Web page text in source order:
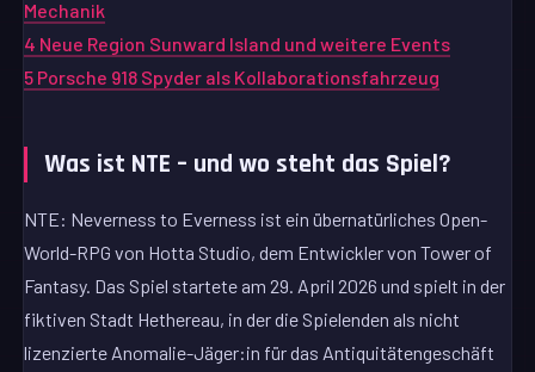
Mechanik
4 Neue Region Sunward Island und weitere Events
5 Porsche 918 Spyder als Kollaborationsfahrzeug
Was ist NTE – und wo steht das Spiel?
NTE: Neverness to Everness ist ein übernatürliches Open-
World-RPG von Hotta Studio, dem Entwickler von Tower of
Fantasy. Das Spiel startete am 29. April 2026 und spielt in der
fiktiven Stadt Hethereau, in der die Spielenden als nicht
lizenzierte Anomalie-Jäger:in für das Antiquitätengeschäft